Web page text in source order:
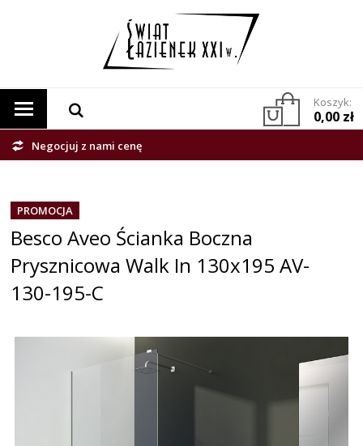
Koszyk:
0,00 zł
Negocjuj z nami cenę
PROMOCJA
Besco Aveo Ścianka Boczna
Prysznicowa Walk In 130x195 AV-
130-195-C